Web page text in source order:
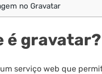
no Gravatar
é gravatar?
serviço web que